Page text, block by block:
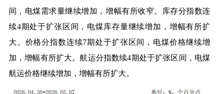
间，电煤需求量继续增加，增幅有所收窄。库存分指数连
续4期处于扩张区间，电煤库存量继续增加，增幅有所扩
大。价格分指数连续7期处于扩张区间，电煤价格继续增
加，增幅有所扩大。航运分指数续4期处于扩张区间，电煤
航运价格继续增加，增幅有所扩大。